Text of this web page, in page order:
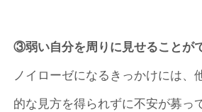
③弱い自分を周りに見せることが
ノイローゼになるきっかけには、
的な見方を得られずに不安が募っ